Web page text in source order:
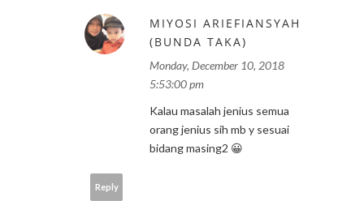
MIYOSI ARIEFIANSYAH
(BUNDA TAKA)
Monday, December 10, 2018
5:53:00 pm
Kalau masalah jenius semua
orang jenius sih mb y sesuai
bidang masing2 😀
Reply